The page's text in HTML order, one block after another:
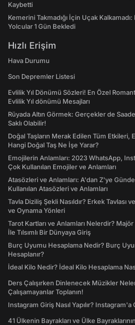
Kaybetti
Kemerini Takmadığı İçin Uçak
Yolcular 1 Gün Bekledi
Hızlı Erişim
Hava Durumu
Son Depremler Listesi
Evlilik Yıl Dönümü Sözleri! En Özel
Evlilik Yıl dönümü Mesajları
Rüyada Altın Görmek: Gerçekler de
Saklı Olabilir!
Doğal Taşların Merak Edilen Tüm Etkileri,
Hangi Doğal Taş Ne İşe Yarar?
Emojilerin Anlamları: 2023 WhatsApp,
Çok Kullanılan Emojiler ve Anlamları
Atasözleri ve Anlamları: A'dan Z'ye
Kullanılan Atasözleri ve Anlamları
Tavla Diziliş Şekli Nasıldır? Erkek Tavlası
ve Oynama Yönleri
Tarot Kartları ve Anlamları Nelerdir?
İle Tılsımlı Bir Dünyaya Giriş
Burç Uyumu Hesaplama Nedir? Burç
Hesaplanır?
İdeal Kilo Nedir? İdeal Kilo Hesaplama
Ders Çalışırken Dinlenecek Müzikler
Çalışamayanlar Toplanın!
Instagram Giriş Nasıl Yapılır?
41 Ülkenin Bayrakları ve Ülke